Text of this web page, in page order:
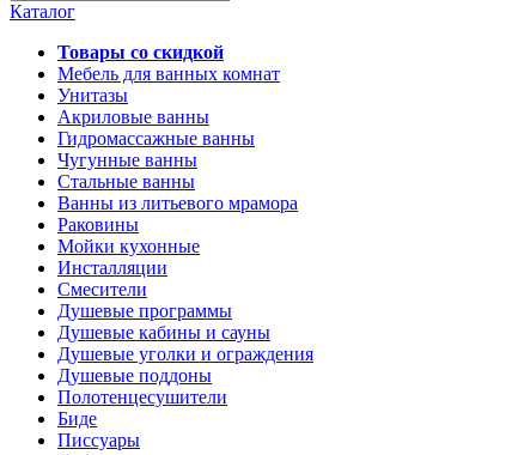
Каталог
Товары со скидкой
Мебель для ванных комнат
Унитазы
Акриловые ванны
Гидромассажные ванны
Чугунные ванны
Стальные ванны
Ванны из литьевого мрамора
Раковины
Мойки кухонные
Инсталляции
Смесители
Душевые программы
Душевые кабины и сауны
Душевые уголки и ограждения
Душевые поддоны
Полотенцесушители
Биде
Писсуары